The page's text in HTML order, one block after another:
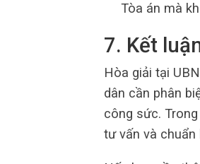
Tòa án mà
7. Kết
Hòa giải tại
dân cần phân
công sức.
tư vấn và